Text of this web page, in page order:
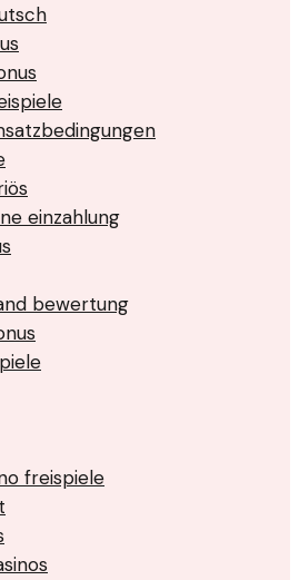
einzahlung
bewertung
freispiele